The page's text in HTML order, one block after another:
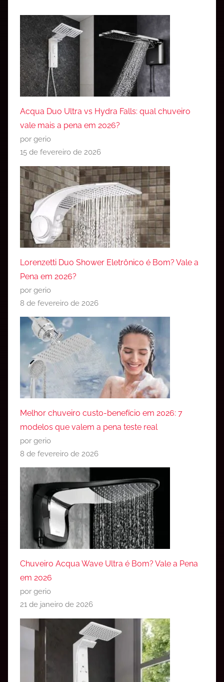
Acqua Duo Ultra vs Hydra Falls: qual chuveiro
vale mais a pena em 2026?
por gerio
15 de fevereiro de 2026
Lorenzetti Duo Shower Eletrônico é Bom? Vale a
Pena em 2026?
por gerio
8 de fevereiro de 2026
Melhor chuveiro custo-benefício em 2026: 7
modelos que valem a pena teste real
por gerio
8 de fevereiro de 2026
Chuveiro Acqua Wave Ultra é Bom? Vale a Pena
em 2026
por gerio
21 de janeiro de 2026